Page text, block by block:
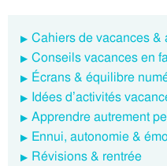
Cahiers de vacances &
Conseils vacances en
Écrans & équilibre
Idées d’activités
Apprendre autrement
Ennui, autonomie &
Révisions & rentrée